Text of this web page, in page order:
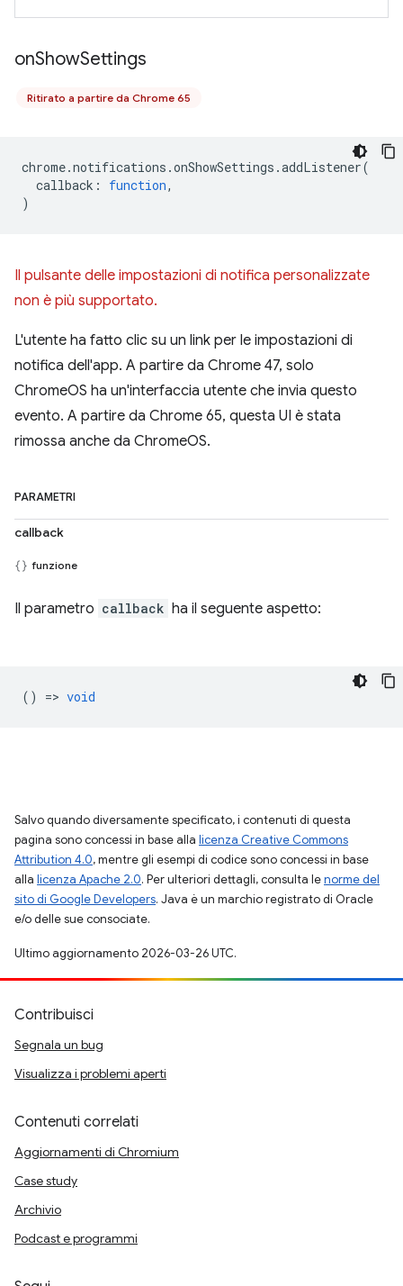
onShowSettings
Ritirato a partire da Chrome 65
chrome.notifications .onShowSettings .addListener(
callback : function,
)
Il pulsante delle impostazioni di notifica personalizzate
non è più supportato.
L'utente ha fatto clic su un link per le impostazioni di
notifica dell'app. A partire da Chrome 47, solo
ChromeOS ha un'interfaccia utente che invia questo
evento. A partire da Chrome 65, questa UI è stata
rimossa anche da ChromeOS.
PARAMETRI
callback
funzione
Il parametro callback ha il seguente aspetto:
() => void
Salvo quando diversamente specificato, i contenuti di questa
pagina sono concessi in base alla licenza Creative Commons
Attribution 4.0, mentre gli esempi di codice sono concessi in base
alla licenza Apache 2.0. Per ulteriori dettagli, consulta lenorme del
sito di Google Developers. Java è un marchio registrato di Oracle
e/o delle sue consociate.
Ultimo aggiornamento 2026-03-26 UTC.
Contribuisci
Segnala un bug
Visualizza i problemi aperti
Contenuti correlati
Aggiornamenti di Chromium
Case study
Archivio
Podcast e programmi